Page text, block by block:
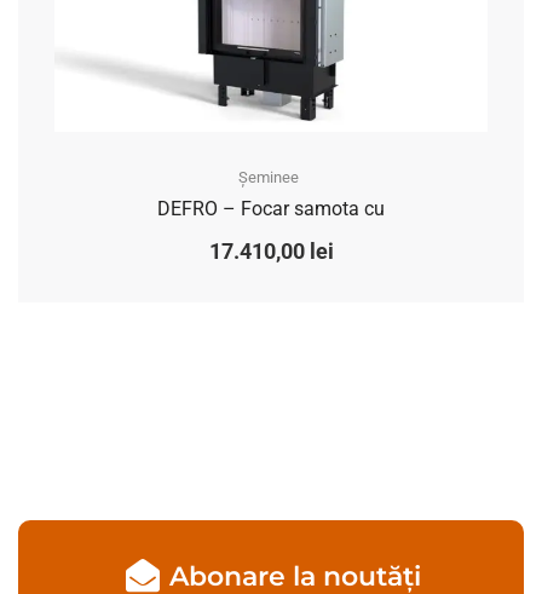
Șeminee
DEFRO – Focar samota cu
17.410,00 lei
Abonare la noutăți